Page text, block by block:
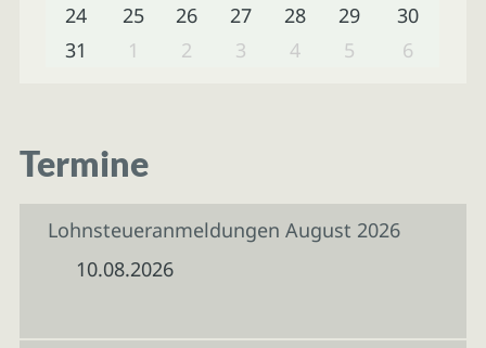
24
25 26 27 28 29
30
31
1 2 3 4 5 6
Termine
Lohnsteueranmeldungen August 2026
10.08.2026